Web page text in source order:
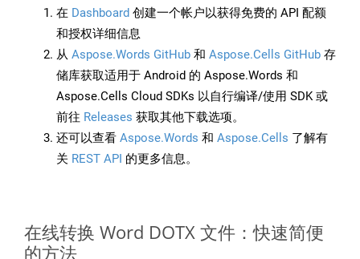
在 Dashboard 创建一个帐户以获得免费的 API 配额
和授权详细信息
从 Aspose.Words GitHub 和 Aspose.Cells GitHub 存
储库获取适用于 Android 的 Aspose.Words 和
Aspose.Cells Cloud SDKs 以自行编译/使用 SDK 或
前往 Releases 获取其他下载选项。
还可以查看 Aspose.Words 和 Aspose.Cells 了解有
关 REST API 的更多信息。
在线转换 Word DOTX 文件：快速简便
的方法